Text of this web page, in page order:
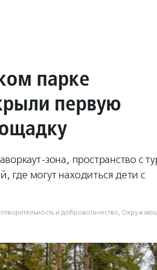
парке
первую
зона, пространство с
где могут находиться дети с
и доброволь­чест­во,